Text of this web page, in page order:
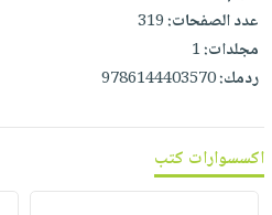
بالذات
صابون
مناسبات
سياسة
الشركة
فيديوهات
طرحها
لائحة
الأمنيات
عربة
التسوق
نشرة
الإصدارات
عدد الصفحات:319
مجلدات:1
ردمك:9786144403570
اكسسوارات كتب